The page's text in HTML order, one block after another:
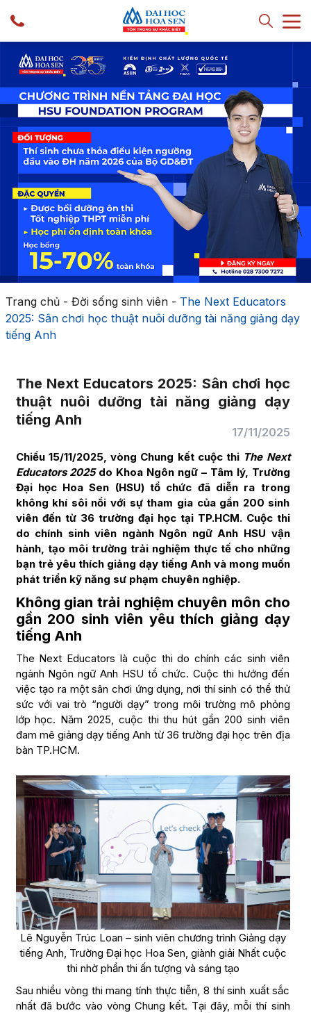
Trang chủ- Đời sống sinh viên- The Next Educators
2025: Sân chơi học thuật nuôi dưỡng tài năng giảng dạy
tiếng Anh
The Next Educators 2025: Sân chơi học
thuật nuôi dưỡng tài năng giảng dạy
tiếng Anh
17/11/2025
Chiều 15/11/2025, vòng Chung kết cuộc thi The Next
Educators 2025do Khoa Ngôn ngữ – Tâm lý, Trường
Đại học Hoa Sen (HSU) tổ chức đã diễn ra trong
không khí sôi nổi với sự tham gia của gần 200 sinh
viên đến từ 36 trường đại học tại TP.HCM. Cuộc thi
do chính sinh viên ngành Ngôn ngữ Anh HSU vận
hành, tạo môi trường trải nghiệm thực tế cho những
bạn trẻ yêu thích giảng dạy tiếng Anh và mong muốn
phát triển kỹ năng sư phạm chuyên nghiệp.
Không gian trải nghiệm chuyên môn cho
gần 200 sinh viên yêu thích giảng dạy
tiếng Anh
The Next Educators là cuộc thi do chính các sinh viên
ngành Ngôn ngữ Anh HSU tổ chức. Cuộc thi hướng đến
việc tạo ra một sân chơi ứng dụng, nơi thí sinh có thể thử
sức với vai trò “người dạy” trong môi trường mô phỏng
lớp học. Năm 2025, cuộc thi thu hút gần 200 sinh viên
đam mê giảng dạy tiếng Anh từ 36 trường đại học trên địa
bàn TP.HCM.
Lê Nguyễn Trúc Loan – sinh viên chương trình Giảng dạy
tiếng Anh, Trường Đại học Hoa Sen, giành giải Nhất cuộc
thi nhờ phần thi ấn tượng và sáng tạo
Sau nhiều vòng thi mang tính thực tiễn, 8 thí sinh xuất sắc
nhất đã bước vào vòng Chung kết. Tại đây, mỗi thí sinh